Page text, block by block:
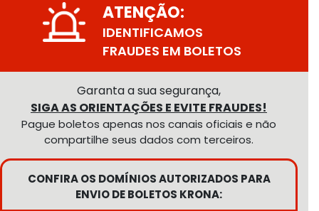
ATENÇÃO:
IDENTIFICAMOS
FRAUDES EM BOLETOS
Garanta a sua segurança,
SIGA AS ORIENTAÇÕES E EVITE FRAUDES!
Pague boletos apenas nos canais oficiais e não
compartilhe seus dados com terceiros.
CONFIRA OS DOMÍNIOS AUTORIZADOS PARA
ENVIO DE BOLETOS KRONA: